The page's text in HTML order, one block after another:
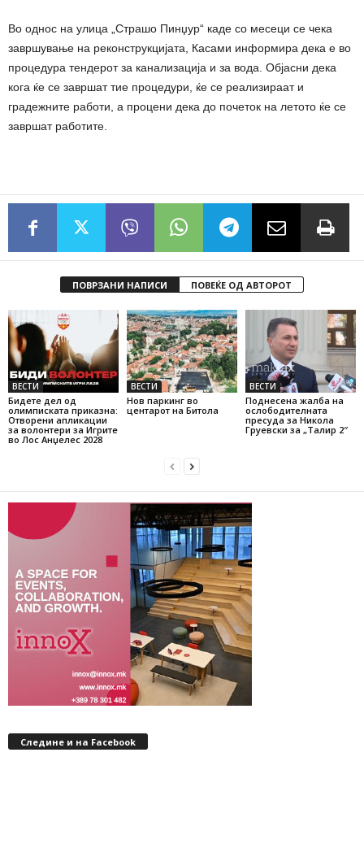
Во однос на улица „Страшо Пинџур“ каде со месеци се чека
завршување на реконструкцијата, Касами информира дека е во
процедура тендерот за канализација и за вода. Објасни дека
кога ќе се завршат тие процедури, ќе се реализираат и
градежните работи, а процени дека до почеток на летото ќе се
завршат работите.
ПОВРЗАНИ НАПИСИ ПОВЕЌЕ ОД АВТОРОТ
ВЕСТИ
Бидете дел од
олимписката приказна:
Отворени апликации
за волонтери за Игрите
во Лос Анџелес 2028
ВЕСТИ
Нов паркинг во
центарот на Битола
ВЕСТИ
Поднесена жалба на
ослободителната
пресуда за Никола
Груевски за „Талир 2″
Следине и на Facebook